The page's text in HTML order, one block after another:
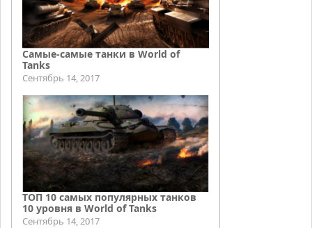
Самые-самые танки в World of
Tanks
Сентябрь 14, 2017
ТОП 10 самых популярных танков
10 уровня в World of Tanks
Сентябрь 14, 2017